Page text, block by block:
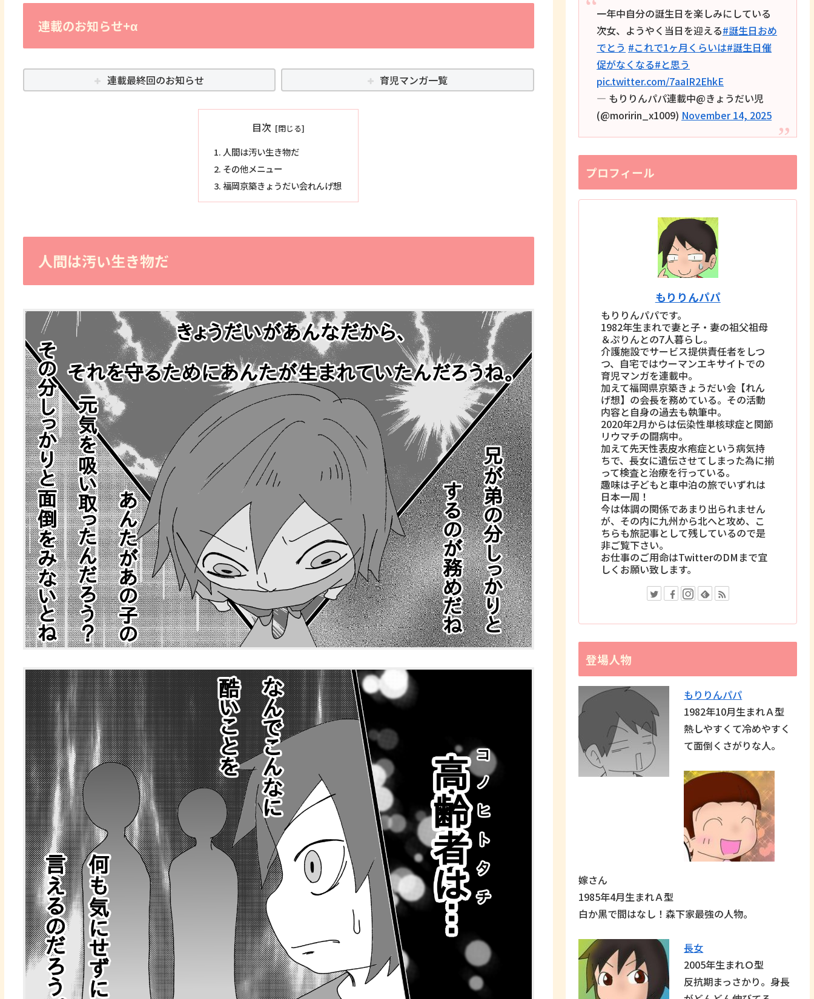
連載のお知らせ+α
連載最終回のお知らせ 育児マンガ一覧
目次
人間は汚い生き物だ
その他メニュー
福岡京築きょうだい会れんげ想
人間は汚い生き物だ
一年中自分の誕生日を楽しみにしている
次女、ようやく当日を迎える#誕生日おめ
でとう #これで1ヶ月くらいは#誕生日催
促がなくなる#と思う
pic.twitter.com/7aaIR2EhkE
— もりりんパパ連載中@きょうだい児
(@moririn_x1009) November 14, 2025
プロフィール
もりりんパパ
もりりんパパです。
1982年生まれで妻と子・妻の祖父祖母
＆ぷりんとの7人暮らし。
介護施設でサービス提供責任者をしつ
つ、自宅ではウーマンエキサイトでの
育児マンガを連載中。
加えて福岡県京築きょうだい会【れん
げ想】の会長を務めている。その活動
内容と自身の過去も執筆中。
2020年2月からは伝染性単核球症と関節
リウマチの闘病中。
加えて先天性表皮水疱症という病気持
ちで、長女に遺伝させてしまった為に揃
って検査と治療を行っている。
趣味は子どもと車中泊の旅でいずれは
日本一周！
今は体調の関係であまり出られません
が、その内に九州から北へと攻め、こ
ちらも旅記事として残しているので是
非ご覧下さい。
お仕事のご用命はTwitterのDMまで宜
しくお願い致します。
登場人物
もりりんパパ
1982年10月生まれＡ型
熱しやすくて冷めやすく
て面倒くさがりな人。
嫁さん
1985年4月生まれＡ型
白か黒で間はなし！森下家最強の人物。
長女
2005年生まれＯ型
反抗期まっさかり。身長